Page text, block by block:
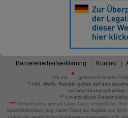
Barrierefreiheitserklärung Kontakt
Alle mit
gekennzeichneten
*inkl. MwSt. Rabatte gelten auf den
verschreibungspflichtige
** Unverbindliche
*** Verkaufspreis gemäß Lauer-Taxe; verbindlicher
Spezialitätentaxe (sog. Lauer-Taxe) bei Abgabe von
Lasten der gesetzlichen Krankenversicherungen (z.B.